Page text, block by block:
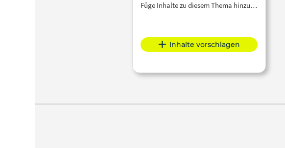
Füge Inhalte zu diesem Thema hinzu…
Inhalte vorschlagen